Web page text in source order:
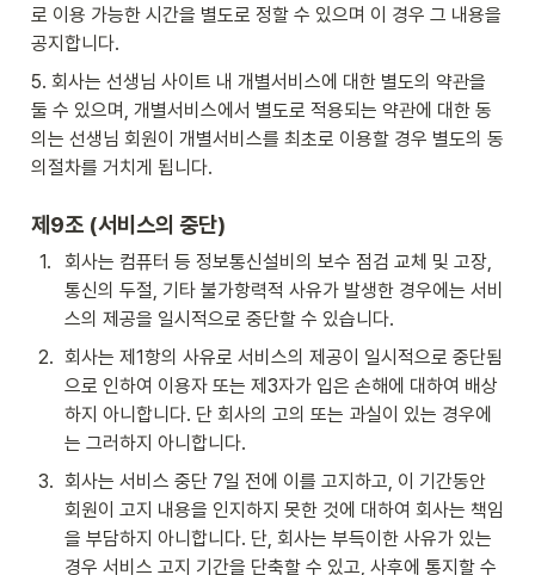
로 이용 가능한 시간을 별도로 정할 수 있으며 이 경우 그 내용을
공지합니다.
5. 회사는 선생님 사이트 내 개별서비스에 대한 별도의 약관을
둘 수 있으며, 개별서비스에서 별도로 적용되는 약관에 대한 동
의는 선생님 회원이 개별서비스를 최초로 이용할 경우 별도의 동
의절차를 거치게 됩니다.
제9조 (서비스의 중단)
1.
회사는 컴퓨터 등 정보통신설비의 보수 점검 교체 및 고장,
통신의 두절, 기타 불가항력적 사유가 발생한 경우에는 서비
스의 제공을 일시적으로 중단할 수 있습니다.
2. 회사는 제1항의 사유로 서비스의 제공이 일시적으로 중단됨
으로 인하여 이용자 또는 제3자가 입은 손해에 대하여 배상
하지 아니합니다. 단 회사의 고의 또는 과실이 있는 경우에
는 그러하지 아니합니다.
3. 회사는 서비스 중단 7일 전에 이를 고지하고, 이 기간동안
회원이 고지 내용을 인지하지 못한 것에 대하여 회사는 책임
을 부담하지 아니합니다. 단, 회사는 부득이한 사유가 있는
경우 서비스 고지 기간을 단축할 수 있고, 사후에 통지할 수